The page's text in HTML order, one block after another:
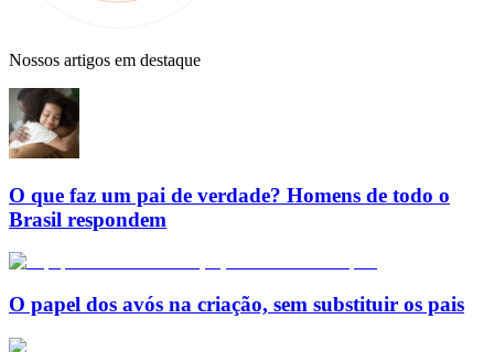
Nossos artigos em destaque
O que faz um pai de verdade? Homens de todo o
Brasil respondem
O papel dos avós na criação, sem substituir os pais